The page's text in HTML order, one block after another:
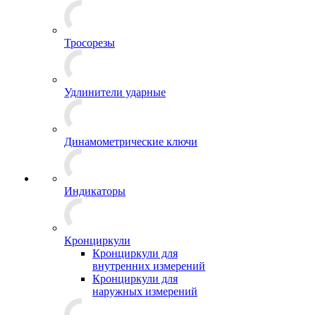
Тросорезы
Удлинители ударные
Динамометрические ключи
Индикаторы
Кронциркули
Кронциркули для
внутренних измерений
Кронциркули для
наружных измерений